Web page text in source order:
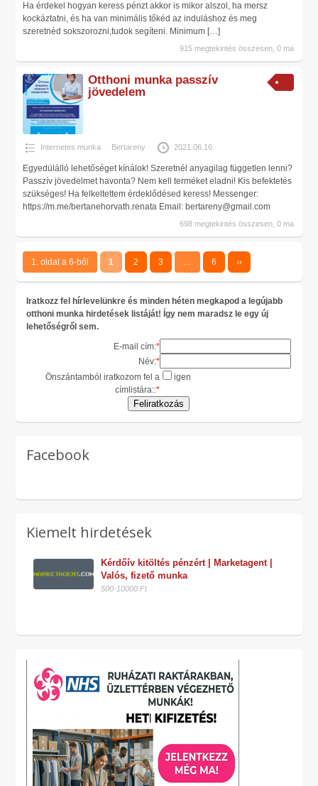
Ha érdekel hogyan keress pénzt akkor is mikor alszol, ha mersz
kockáztatni, és ha van minimális tőkéd az induláshoz és meg
szeretnéd sokszorozni,tudok segíteni. Minimum […]
915 megtekintés összesen, 0 ma
Otthoni munka passzív
jövedelem
Internetes munka Bertareny 2021.06.16.
Egyedülálló lehetőséget kínálok! Szeretnél anyagilag független lenni?
Passzív jövedelmet havonta? Nem kell terméket eladni! Kis befektetés
szükséges! Ha felkeltettem érdeklődésed keress! Messenger:
https://m.me/bertanehorvath.renata Email: bertareny@gmail.com
698 megtekintés összesen, 0 ma
1. oldal a 6-ből 1 2 3 … 6 ››
Iratkozz fel hírlevelünkre és minden héten megkapod a legújabb
otthoni munka hirdetések listáját! Így nem maradsz le egy új
lehetőségről sem.
E-mail cím:*
Név:*
Önszántamból iratkozom fel a
címlistára::*
igen
Facebook
Kiemelt hirdetések
Kérdőív kitöltés pénzért | Marketagent |
Valós, fizető munka
500-10000 Ft